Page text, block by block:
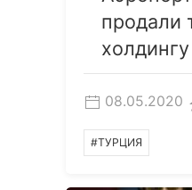
продали
холдингу
08.05.2020
#ТУРЦИЯ